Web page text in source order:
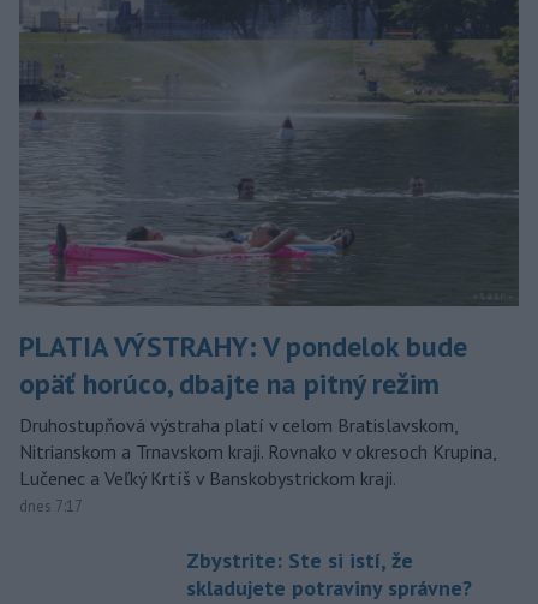
PLATIA VÝSTRAHY: V pondelok bude
opäť horúco, dbajte na pitný režim
Druhostupňová výstraha platí v celom Bratislavskom,
Nitrianskom a Trnavskom kraji. Rovnako v okresoch Krupina,
Lučenec a Veľký Krtíš v Banskobystrickom kraji.
dnes 7:17
Zbystrite: Ste si istí, že
skladujete potraviny správne?